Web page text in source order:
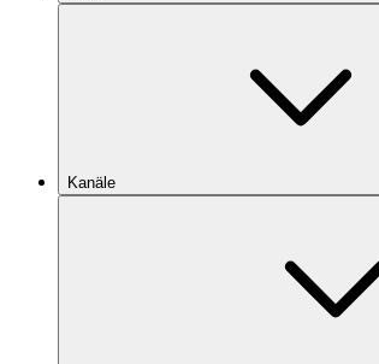
Kanäle